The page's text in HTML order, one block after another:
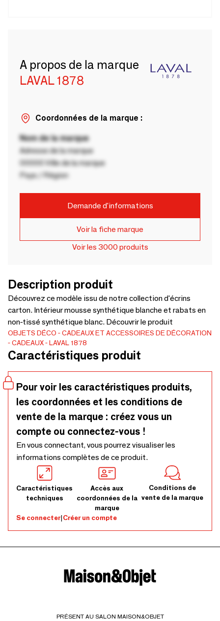
A propos de la marque
LAVAL 1878
Coordonnées de la marque :
Nom de la marque
Adresse de la marque
00000 Ville de la marque
Pays / Région
Demande d'informations
Voir la fiche marque
Voir les 3000 produits
Description produit
Découvrez ce modèle issu de notre collection d'écrins
carton. Intérieur mousse synthétique blanche et rabats en
non-tissé synthétique blanc. Découvrir le produit
OBJETS DÉCO
CADEAUX ET ACCESSOIRES DE DÉCORATION
CADEAUX
LAVAL 1878
Caractéristiques produit
Pour voir les caractéristiques produits,
les coordonnées et les conditions de
vente de la marque : créez vous un
compte ou connectez-vous !
En vous connectant, vous pourrez visualiser les
informations complètes de ce produit.
Caractéristiques
techniques
Accès aux
coordonnées de la
marque
Conditions de
vente de la marque
Se connecter|Créer un compte
PRÉSENT AU SALON MAISON&OBJET